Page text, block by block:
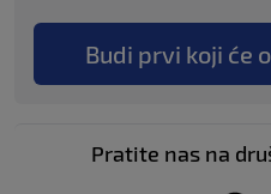
Budi prvi koji će
Pratite nas na